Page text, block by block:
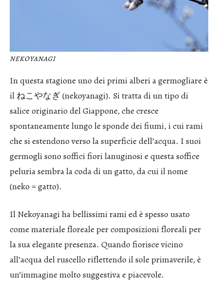
NEKOYANAGI
In questa stagione uno dei primi alberi a germogliare è
il ねこやなぎ (nekoyanagi). Si tratta di un tipo di
salice originario del Giappone, che cresce
spontaneamente lungo le sponde dei fiumi, i cui rami
che si estendono verso la superficie dell’acqua. I suoi
germogli sono soffici fiori lanuginosi e questa soffice
peluria sembra la coda di un gatto, da cui il nome
(neko = gatto).
Il Nekoyanagi ha bellissimi rami ed è spesso usato
come materiale floreale per composizioni floreali per
la sua elegante presenza. Quando fiorisce vicino
all’acqua del ruscello riflettendo il sole primaverile, è
un’immagine molto suggestiva e piacevole.